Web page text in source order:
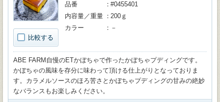
比較する
品番
#0455401
内容量／重量
200ｇ
カラー
－
ABE FARM自慢のETかぼちゃで作ったかぼちゃプディングです。
かぼちゃの風味を存分に味わって頂ける仕上がりとなっておりま
す。カラメルソースのほろ苦さとかぼちゃプディングの甘みの絶妙
なバランスもお楽しみください。